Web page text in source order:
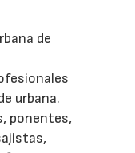
de
urbana.
ponentes,